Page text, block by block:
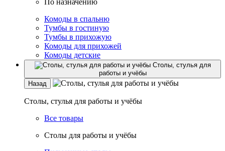
По назначению
Комоды в спальню
Тумбы в гостиную
Тумбы в прихожую
Комоды для прихожей
Комоды детские
Столы, стулья для
работы и учёбы
Назад
Столы, стулья для работы и учёбы
Все товары
Столы для работы и учёбы